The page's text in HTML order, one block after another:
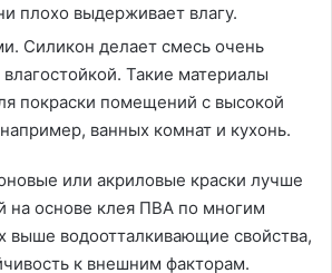
плохо выдерживает влагу.
Силикон делает смесь очень
Такие материалы
покраски помещений с высокой
ванных комнат и кухонь.
или акриловые краски лучше
на основе клея ПВА по многим
выше водоотталкивающие свойства,
к внешним факторам.